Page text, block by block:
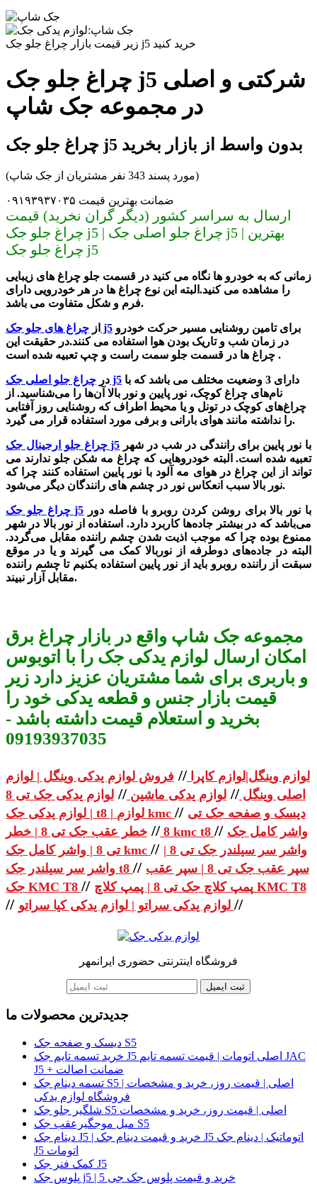
زیر قیمت بازار چراغ جلو جک j5 خرید کنید
چراغ جلو جک j5 شرکتی و اصلی
در مجموعه جک شاپ
چراغ جلو جک j5 بدون واسط از بازار بخرید
(مورد پسند 343 نفر مشتریان از جک شاپ)
ضمانت بهترین قیمت ۰۹۱۹۳۹۳۷۰۳۵
ارسال به سراسر کشور (دیگر گران نخرید) قیمت
چراغ جلو جک j5 | چراغ جلو اصلی جک j5 | بهترین
چراغ جلو جک j5
زمانی که به خودرو ها نگاه می کنید در قسمت جلو چراغ های زیبایی
را مشاهده می کنید.البته این نوع چراغ ها در هر خودرویی دارای
فرم و شکل متفاوت می باشد.
از چراغ های جلو جک j5
در زمان شب و تاریک بودن هوا استفاده می کنند.در حقیقت این
چراغ ها در قسمت جلو سمت راست و چپ تعبیه شده است .
در چراغ جلو اصلی جک j5
نام‌های چراغ کوچک، نور پایین و نور بالا آن‌ها را می‌شناسید. از
چراغ‌های کوچک در تونل و یا محیط اطراف که روشنایی روز آفتابی
را نداشته مانند هوای بارانی و برفی مورد استفاده قرار می گیرد.
چراغ جلو ارجینال جک j5
تعبیه شده است. البته خودروهایی که چراغ مه شکن جلو ندارند می
تواند از این چراغ در هوای مه آلود با نور پایین استفاده کنند چرا که
نور بالا سبب انعکاس نور در چشم های رانندگان دیگر می‌شود.
چراغ جلو جک j5
می‌باشد که در بیشتر جاده‌ها کاربرد دارد. استفاده از نور بالا در شهر
ممنوع بوده چرا که موجب اذیت شدن چشم راننده مقابل می‌گردد.
البته در جاده‌های دوطرفه از نوربالا کمک می گیرند و یا در موقع
سبقت از راننده روبرو باید از نور پایین استفاده بکنیم تا چشم راننده
مقابل آزار نبیند.
مجموعه جک شاپ واقع در بازار چراغ برق
امکان ارسال لوازم یدکی جک را با اتوبوس
و باربری برای شما مشتریان عزیز دارد زیر
قیمت بازار جنس و قطعه یدکی خود را
بخرید و استعلام قیمت داشته باشد -
09193937035
لوازم وینگل|لوازم کاپرا // فروش لوازم یدکی وینگل | لوازم
اصلی وینگل // لوازم یدکی ماشین //
لوازم یدکی جک تی 8
| لوازم یدکی جک t8 | لوازم kmc // دیسک و صفحه جک تی
8
// خطر عقب جک تی 8 | خطر kmc t8 // واشر کامل جک
تی 8 | واشر کامل جک kmc // واشر سر سیلندر جک تی 8 |
واشر سر سیلندر جک t8 // سپر عقب جک تی 8 | سپر عقب
جک KMC T8 // پمپ کلاچ جک تی 8 | پمپ کلاچ KMC T8
// //
فروشگاه اینترنتی حضوری ایرانمهر
ثبت ایمیل
جدیدترین محصولات ما
دیسک و صفحه جک S5
خرید تسمه تایم جک J5 اصلی اتومات | قیمت تسمه تایم JAC
J5 + ضمانت اصالت
تسمه دینام جک S5 اصلی | قیمت روز، خرید و مشخصات |
فروشگاه لوازم یدکی
شلگیر جلو جک S5 اصلی | قیمت روز، خرید و مشخصات
میل موجگیرعقب جک S5
دینام جک J5 | خرید و قیمت دینام جک J5 اتوماتیک | دینام جک
J5 اتومات
کمک فنر جک J5
پلوس جک j5 | خرید و قیمت پلوس جک جی 5